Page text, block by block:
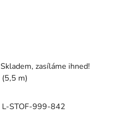
Skladem, zasíláme ihned!
(5,5 m)
L-STOF-999-842